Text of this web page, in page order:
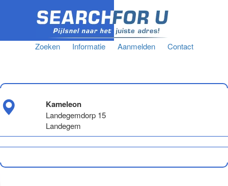
Zoeken Informatie Aanmelden Contact
Kameleon
Landegemdorp 15
Landegem